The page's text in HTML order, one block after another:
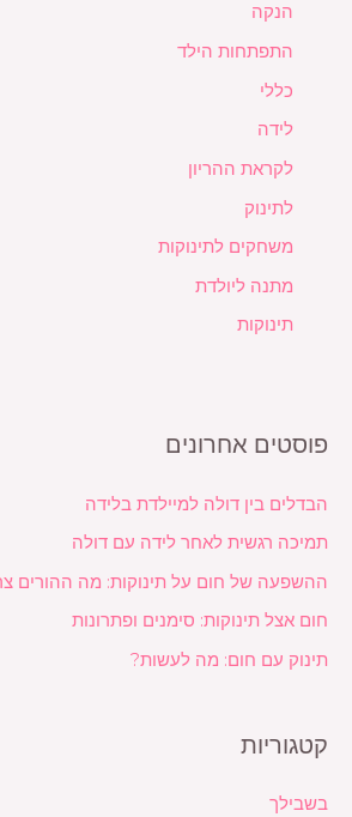
הנקה
התפתחות הילד
כללי
לידה
לקראת ההריון
לתינוק
משחקים לתינוקות
מתנה ליולדת
תינוקות
פוסטים אחרונים
הבדלים בין דולה למיילדת בלידה
תמיכה רגשית לאחר לידה עם דולה
ההשפעה של חום על תינוקות: מה ההורים
חום אצל תינוקות: סימנים ופתרונות
תינוק עם חום: מה לעשות?
קטגוריות
בשבילך